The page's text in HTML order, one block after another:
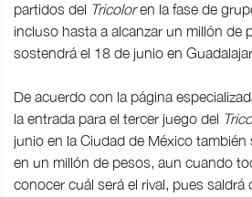
partidos del Tricoloren la fase de
incluso hasta a alcanzar un millón de
sostendrá el 18 de junio en
De acuerdo con la página
la entrada para el tercer juego del
junio en la Ciudad de México también
en un millón de pesos, aun cuando
conocer cuál será el rival, pues saldrá